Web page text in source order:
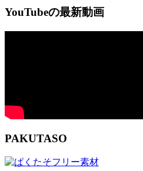
YouTubeの最新動画
PAKUTASO